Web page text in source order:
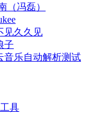
（冯磊）
见久久见
子
音乐自动解析测试
具